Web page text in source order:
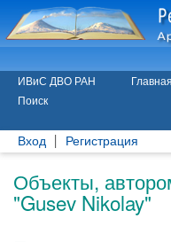
ИВиС ДВО РАН Главная
Поиск
Вход Регистрация
Объекты,
"Gusev Nikolay"